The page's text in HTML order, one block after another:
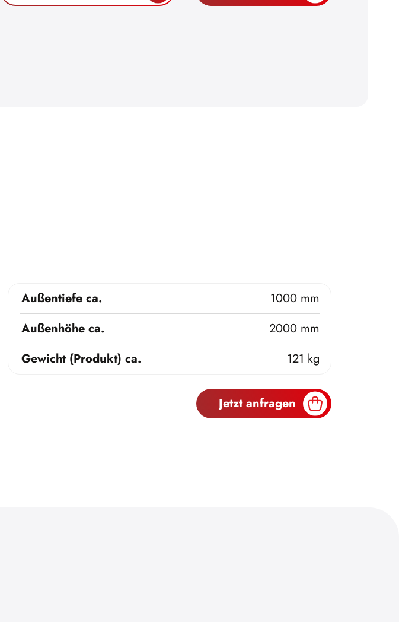
Außentiefe ca.
1000 mm
Außenhöhe ca.
2000 mm
Gewicht (Produkt) ca.
121 kg
Jetzt anfragen